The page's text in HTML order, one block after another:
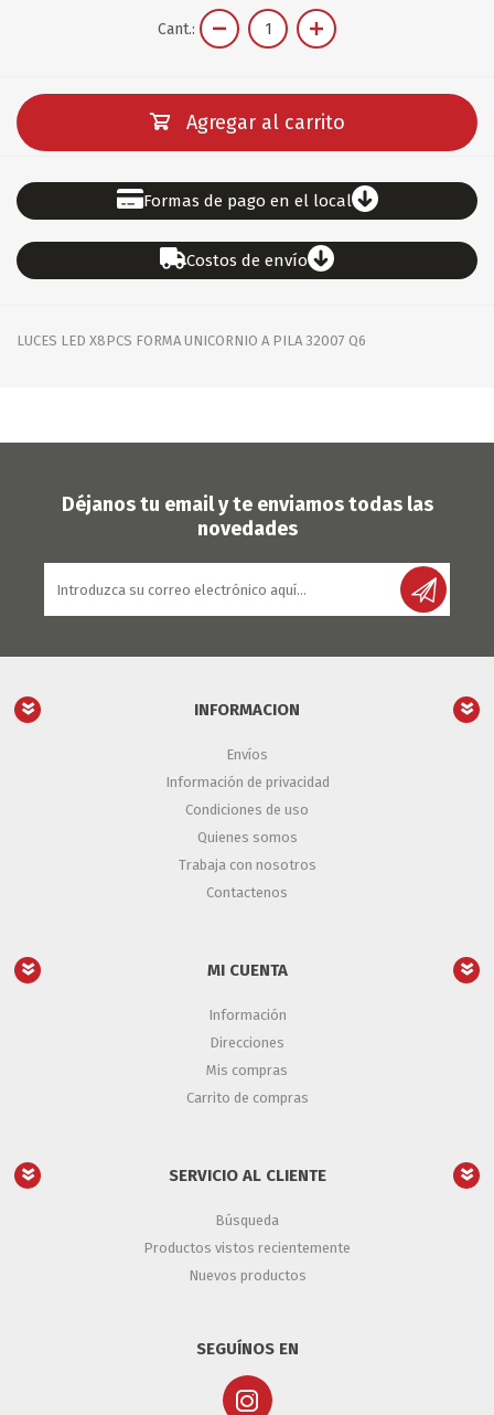
Cant.:
Agregar al carrito
Formas de pago en el local
Costos de envío
LUCES LED X8PCS FORMA UNICORNIO A PILA 32007 Q6
Déjanos tu email y te enviamos todas las
novedades
INFORMACION
Envíos
Información de privacidad
Condiciones de uso
Quienes somos
Trabaja con nosotros
Contactenos
MI CUENTA
Información
Direcciones
Mis compras
Carrito de compras
SERVICIO AL CLIENTE
Búsqueda
Productos vistos recientemente
Nuevos productos
SEGUÍNOS EN